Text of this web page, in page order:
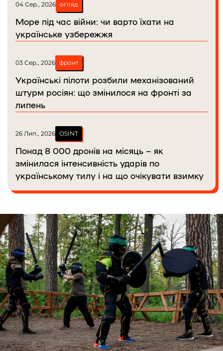
04 Сер., 2026 огляд
Море під час війни: чи варто їхати на
українське узбережжя
03 Сер., 2026 фронт
Українські пілоти розбили механізований
штурм росіян: що змінилося на фронті за
липень
26 Лип., 2026 OSINT
Понад 8 000 дронів на місяць – як
змінилася інтенсивність ударів по
українському тилу і на що очікувати взимку